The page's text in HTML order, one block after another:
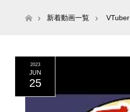
ホーム新着動画一覧 VTuber
2023
JUN
25